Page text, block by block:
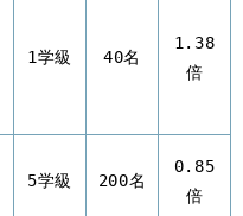
1学級 40名
1.38
倍
5学級 200名
0.85
倍